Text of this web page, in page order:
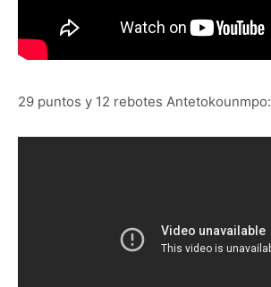
29 puntos y 12 rebotes Antetokounmpo: